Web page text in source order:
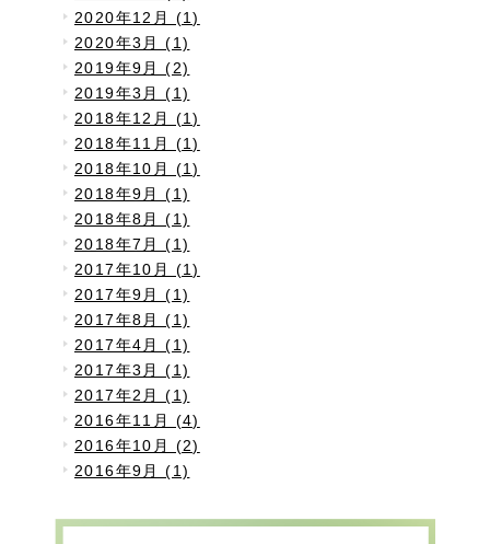
2020年12月 (1)
2020年3月 (1)
2019年9月 (2)
2019年3月 (1)
2018年12月 (1)
2018年11月 (1)
2018年10月 (1)
2018年9月 (1)
2018年8月 (1)
2018年7月 (1)
2017年10月 (1)
2017年9月 (1)
2017年8月 (1)
2017年4月 (1)
2017年3月 (1)
2017年2月 (1)
2016年11月 (4)
2016年10月 (2)
2016年9月 (1)